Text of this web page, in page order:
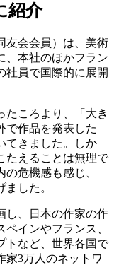
紹介
友会会員）は、美術
、本社のほかフラン
社員で国際的に展開
ころより、「大き
で作品を発表した
てきました。しか
たえることは無理で
危機感も感じ、
した。
し、日本の作家の作
インやフランス、
トなど、世界各国で
家3万人のネットワ